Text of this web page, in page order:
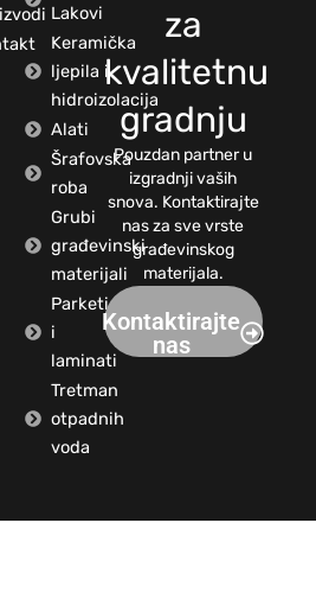
Lakovi
Keramička
ljepila i
hidroizolacija
Alati
Šrafovska
roba
Grubi
građevinski
materijali
Parketi
i
laminati
Tretman
otpadnih
voda
za
kvalitetnu
gradnju
Pouzdan partner u
izgradnji vaših
snova. Kontaktirajte
nas za sve vrste
građevinskog
materijala.
Kontaktirajte
nas